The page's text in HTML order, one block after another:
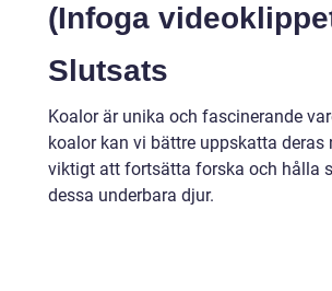
(Infoga
Slutsats
Koalor är unika och fascinerande
koalor kan vi bättre uppskatta
viktigt att fortsätta forska och hålla
dessa underbara djur.